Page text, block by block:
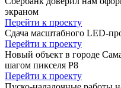
экраном
Перейти к проекту
Сдача масштабного LED-
Перейти к проекту
Новый объект в городе
шагом пикселя Р8
Перейти к проекту